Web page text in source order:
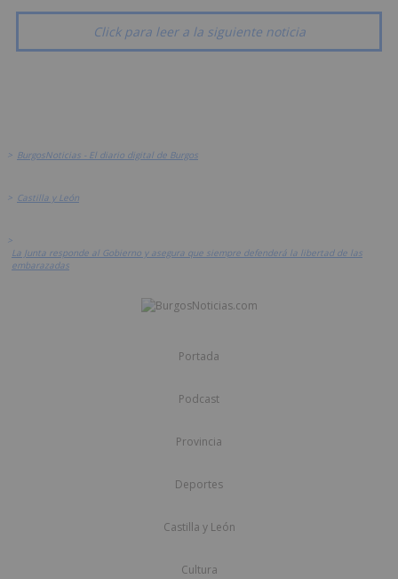
Click para leer a la siguiente noticia
> BurgosNoticias - El diario digital de Burgos
> Castilla y León
>
La Junta responde al Gobierno y asegura que siempre defenderá la libertad de las
embarazadas
Portada
Podcast
Provincia
Deportes
Castilla y León
Cultura